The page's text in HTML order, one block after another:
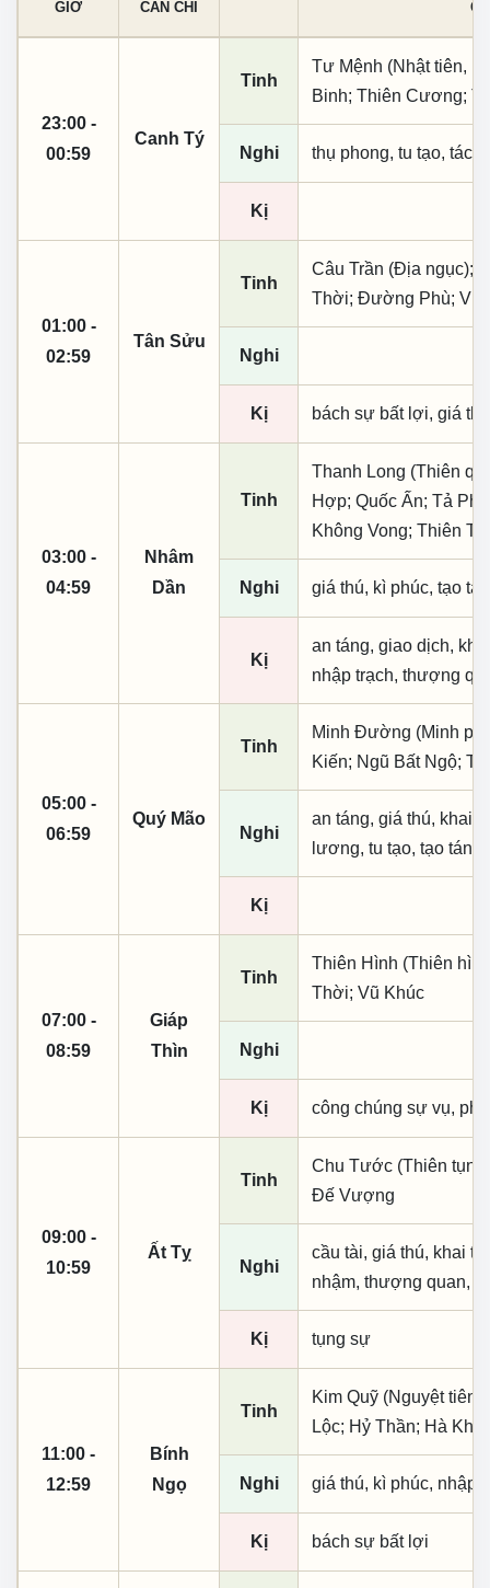
GIỜ CAN CHI
23:00 -
00:59
Canh Tý
Tinh
Tư Mệnh (Nhật tiên,
Binh; Thiên Cương;
Nghi thụ phong, tu tạo, tác
Kị
01:00 -
02:59
Tân Sửu
Tinh
Câu Trần (Địa ngục);
Thời; Đường Phù; Vũ
Nghi
Kị bách sự bất lợi, giá
03:00 -
04:59
Nhâm
Dần
Tinh
Thanh Long (Thiên
Hợp; Quốc Ấn; Tả
Không Vong; Thiên
Nghi giá thú, kì phúc, tạo
Kị
an táng, giao dịch,
nhập trạch, thượng
05:00 -
06:59
Quý Mão
Tinh
Minh Đường (Minh
Kiến; Ngũ Bất Ngộ;
Nghi
an táng, giá thú, khai
lương, tu tạo, tạo
Kị
07:00 -
08:59
Giáp
Thìn
Tinh
Thiên Hình (Thiên
Thời; Vũ Khúc
Nghi
Kị công chúng sự vụ,
09:00 -
10:59
Ất Tỵ
Tinh
Chu Tước (Thiên
Đế Vượng
Nghi
cầu tài, giá thú, khai
nhậm, thượng quan,
Kị tụng sự
11:00 -
12:59
Bính
Ngọ
Tinh
Kim Quỹ (Nguyệt
Lộc; Hỷ Thần; Hà
Nghi giá thú, kì phúc, nhập
Kị bách sự bất lợi